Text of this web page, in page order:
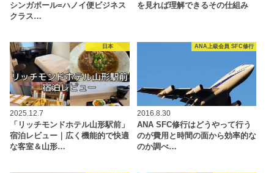
シンガポール=ハノイ便ビジネス
クラス…
を見れば理解できるその仕組み
日本
2025.12.7
「リッチモンドホテル山形駅前」
宿泊レビュー｜広く機能的で快適
な客室＆山形…
ANA上級会員 SFC修行
2016.8.30
ANA SFC修行はどうやって行う
のが費用と時間の面から効率的な
のか調べ…